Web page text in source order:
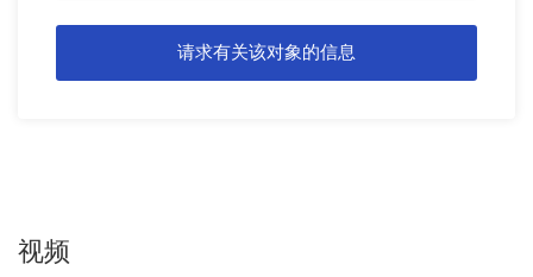
请求有关该对象的信息
视频